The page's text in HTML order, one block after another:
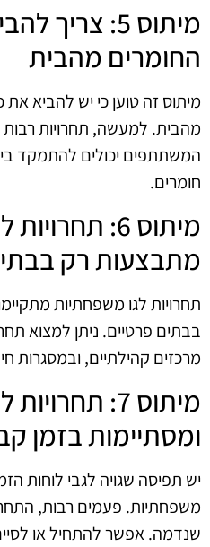
מיתוס 5:
החומרים מהבית
מיתוס זה טוען כי יש להביא את
מהבית. למעשה, תחרויות
המשתתפים יכולים להתמקד
חומרים.
מיתוס 6:
מתבצעות רק
תחרויות לגו משפחתיות
בבתים פרטיים. ניתן למצוא
מרכזים קהילתיים, ובמסגרות
מיתוס 7:
ומסתיימות בזמן
יש תפיסה שגויה לגבי לוחות
משפחתיות. פעמים רבות,
שנדמה. אפשר להתחיל או